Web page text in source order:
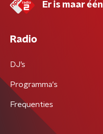
Er is maar
Radio
DJ’s
Programma's
Frequenties